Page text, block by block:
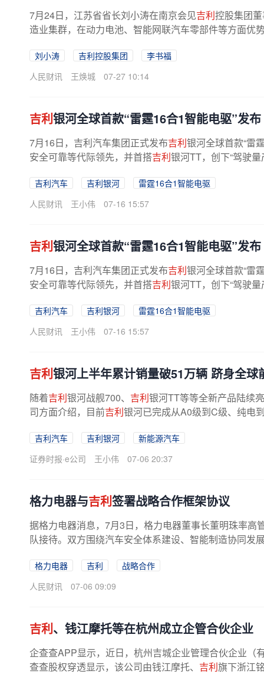
7月24日，江苏省省长刘小涛在南京会见吉利控股集团
造业集群，在动力电池、智能网联汽车零部件等方面优
刘小涛 吉利控股集团
李书福
人民财讯
王焕城 07-27 10:14
吉利银河全球首款“雷霆16合1智能电驱”发布
7月16日，吉利汽车集团正式发布吉利银河全球首款“雷
安全可靠等代际领先，并首搭吉利银河TT，创下“驾驶
吉利汽车 吉利银河
雷霆16合1智能电驱
人民财讯
王小伟 07-16 15:57
吉利银河全球首款“雷霆16合1智能电驱”发布
7月16日，吉利汽车集团正式发布吉利银河全球首款“雷
安全可靠等代际领先，并首搭吉利银河TT，创下“驾驶
吉利汽车 吉利银河
雷霆16合1智能电驱
人民财讯
王小伟 07-16 15:57
吉利银河上半年累计销量破51万辆 跻身全球
随着吉利银河战舰700、 吉利银河TT等等全新产品陆续
司方面介绍，目前吉利银河已完成从A0级到C级、纯电
吉利汽车 吉利银河
新能源汽车
证券时报·e公司
王小伟 07-06 20:37
格力电器与吉利签署战略合作框架协议
据格力电器消息，7月3日，格力电器董事长董明珠率高
队接待。双方围绕汽车安全体系建设、智能制造协同发
格力电器 吉利
战略合作
人民财讯
07-06 09:09
吉利、钱江摩托等在杭州成立企管合伙企业
企查查APP显示，近日，杭州吉城企业管理合伙企业（
查查股权穿透显示，该公司由钱江摩托、 吉利旗下浙江